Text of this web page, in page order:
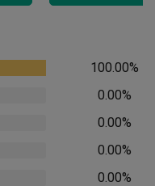
100.00%
0.00%
0.00%
0.00%
0.00%